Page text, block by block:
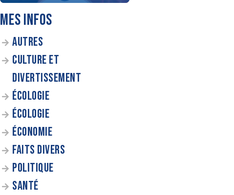
MES INFOS
AUTRES
CULTURE ET
DIVERTISSEMENT
ÉCOLOGIE
ÉCOLOGIE
ÉCONOMIE
FAITS DIVERS
POLITIQUE
SANTÉ